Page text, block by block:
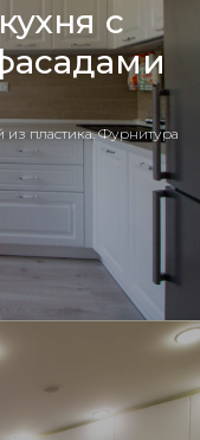
с
пластика. Фурнитура